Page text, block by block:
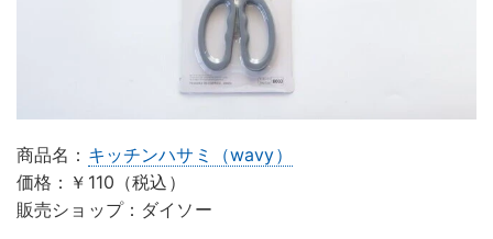
商品名： キッチンハサミ（wavy）
価格：￥110（税込）
販売ショップ：ダイソー